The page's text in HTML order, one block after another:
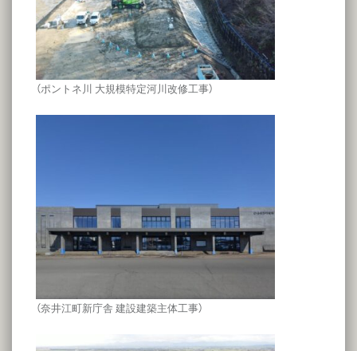
（ポントネ川 大規模特定河川改修工事）
（奈井江町新庁舎 建設建築主体工事）